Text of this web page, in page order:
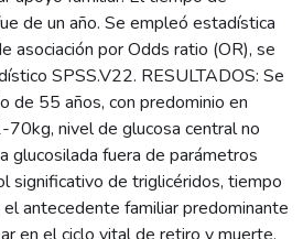
de un año. Se empleó estadística
asociación por Odds ratio (OR), se
SPSS.V22. RESULTADOS: Se
de 55 años, con predominio en
nivel de glucosa central no
glucosilada fuera de parámetros
significativo de triglicéridos, tiempo
antecedente familiar predominante